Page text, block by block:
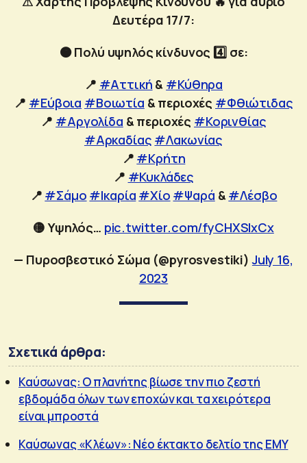
Δευτέρα 17/7:
🟠 Πολύ υψηλός κίνδυνος 4️⃣ σε:
📍 #Αττική & #Κύθηρα
📍 #Εύβοια #Βοιωτία & περιοχές #Φθιώτιδας
📍 #Αργολίδα & περιοχές #Κορινθίας
#Αρκαδίας #Λακωνίας
📍 #Κρήτη
📍 #Κυκλάδες
📍 #Σάμο #Ικαρία #Χίο #Ψαρά &#Λέσβο
🟡 Υψηλός… pic.twitter.com/fyCHXSIxCx
— Πυροσβεστικό Σώμα (@pyrosvestiki)July 16,
2023
Σχετικά άρθρα:
Καύσωνας: Ο πλανήτης βίωσε την πιο ζεστή
εβδομάδα όλων των εποχών και τα χειρότερα
είναι μπροστά
Καύσωνας «Κλέων»: Νέο έκτακτο δελτίο της ΕΜΥ